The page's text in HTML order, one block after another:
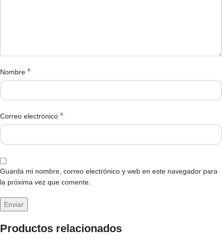
Nombre *
Correo electrónico *
Guarda mi nombre, correo electrónico y web en este navegador para
la próxima vez que comente.
Productos relacionados